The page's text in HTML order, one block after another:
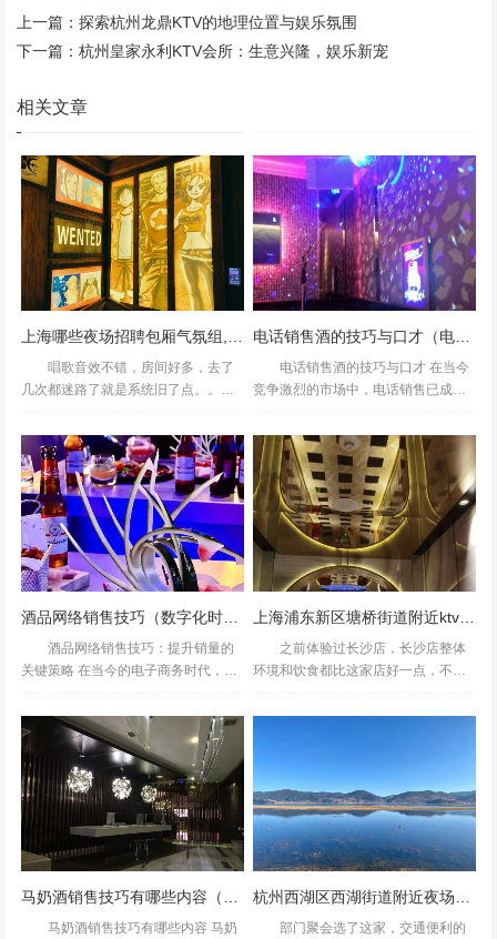
然规模不大，但同样重视员工的权益，确保按时足额支付工
资。在某些情况下，为了吸引和留住人才，这些小型KTV还
意事项与建议** 1. **签订合同**：无论是大型连锁还是小型
独立KTV，员工在入职前都应与公司签订正式的劳动合同，
明确工资发放日期及其他福利待遇。 2. **关注通知**：及时
关注公司发布的通知和公告，了解工资发放的具体安排及注
意事项。 3. **财务规划**：根据个人收入情况制定合理的财
务规划，确保在工资发放前有足够的资金应对日常开销。 4.
**权益保护**：如遇公司拖欠工资或未按时发放工资的情
定节假日及地方劳动法规，具体日期则因企业而异。通过了
财务并保护自身权益。同时，我们也应关注企业的实际运营
情况及其对员工福利的承诺与兑现情况。希望本文能为您解
答关于“杭州KTV几号发工资”的疑问并为您提供有价值的参
考信息。
上一篇： 探索杭州龙鼎KTV的地理位置与娱乐氛围
下一篇： 杭州皇家永利KTV会所：生意兴隆，娱乐新宠
相关文章
上海哪些夜场招聘包厢气氛组,夜场上班适合穿黑色衣服吗？
唱歌音效不错，房间好多，去了
几次都迷路了就是系统旧了点。。好
来过这里唱歌，想想也好笑，宁愿跑
到木渎去唱歌，却没有到这里来唱
过，有点舍近求远？,这家南国麦...
电话销售酒的技巧与口才（电话营销中的酒品推介艺术与沟通策略）
电话销售酒的技巧与口才 在当今
竞争激烈的市场中，电话销售已成为
重要手段。对于销售酒类产品而言，
掌握一定的技巧与口才更是至关重
要。本文旨在探讨如何通过有...
酒品网络销售技巧：提升销量的
关键策略 在当今的电子商务时代，酒
场、提升销量的重要渠道。然而，如
何在竞争激烈的市场中脱颖而出，成
为众多酒商关注的焦点。本文...
之前体验过长沙店，长沙店整体
环境和饮食都比这家店好一点，不过
了，可惜现在涨价到72一位的团购价
马奶酒销售技巧有哪些内容（马奶酒销售策略与实战技巧解析）
马奶酒销售技巧有哪些内容 马奶
杭州西湖区西湖街道附近夜场招聘包厢陪唱,接受新人的
部门聚会选了这家，交通便利的